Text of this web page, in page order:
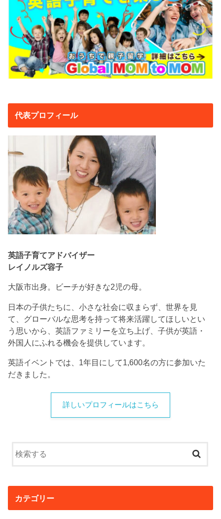
代表プロフィール
英語子育てアドバイザー
レイノルズ容子
大阪市出身。ビーチが好きな2児の母。
日本の子供たちに、小さな社会に収まらず、世界を見
て、グローバルな思考を持って将来活躍してほしいとい
う思いから、英語ファミリーを立ち上げ、子供が英語・
外国人にふれる機会を提供しています。
英語イベントでは、1年目にして1,600名の方に参加いた
だきました。
詳しいプロフィールはこちら
カテゴリー